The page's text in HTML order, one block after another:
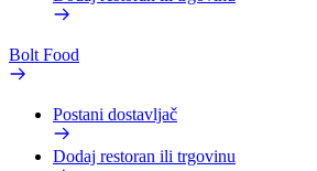
Bolt Food
Postani dostavljač
Dodaj restoran ili trgovinu